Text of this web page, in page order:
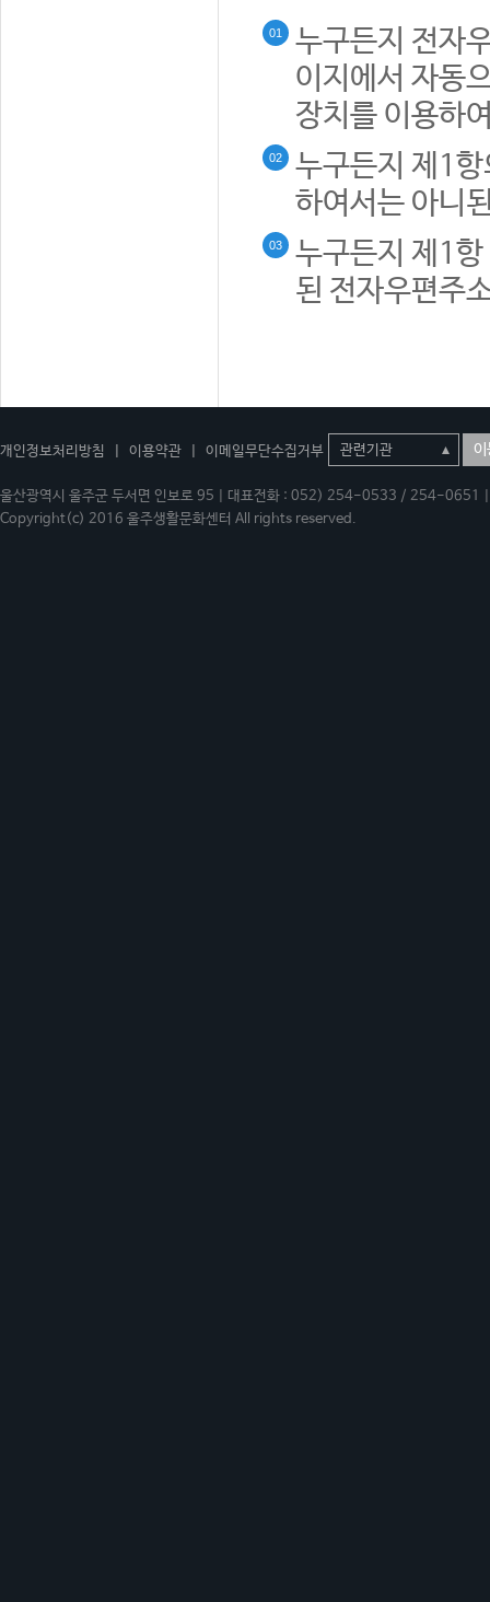
01
누구든지 전자
이지에서 자동
장치를 이용하
02
누구든지 제1
하여서는 아니
03
누구든지 제1
된 전자우편주
개인정보처리방침 이용약관 이메일무단수집거부 이
울산광역시 울주군 두서면 인보로 95 | 대표전화 : 052) 254-0533 / 254-
Copyright(c) 2016 울주생활문화센터 All rights reserved.